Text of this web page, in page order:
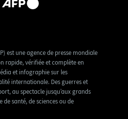
est une agence de presse mondiale
rapide, vérifiée et complète en
et infographie sur les
internationale. Des guerres et
au spectacle jusqu’aux grands
santé, de sciences ou de